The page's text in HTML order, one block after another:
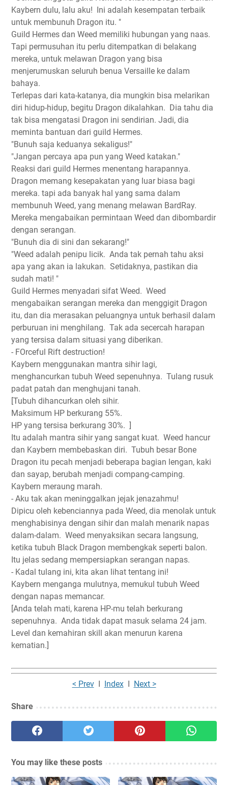
Kaybern dulu, lalu aku!
Ini adalah kesempatan terbaik
untuk membunuh Dragon itu. "
Guild Hermes dan Weed memiliki hubungan yang naas.
Tapi permusuhan itu perlu ditempatkan di belakang
mereka, untuk melawan Dragon yang bisa
menjerumuskan seluruh benua Versaille ke dalam
bahaya.
Terlepas dari kata-katanya, dia mungkin bisa melarikan
diri hidup-hidup, begitu Dragon dikalahkan. Dia tahu dia
tak bisa mengatasi Dragon ini sendirian. Jadi, dia
meminta bantuan dari guild Hermes.
"Bunuh saja keduanya sekaligus!"
"Jangan percaya apa pun yang Weed katakan."
Reaksi dari guild Hermes menentang harapannya.
Dragon memang kesepakatan yang luar biasa bagi
mereka. tapi ada banyak hal yang sama dalam
membunuh Weed, yang menang melawan BardRay.
Mereka mengabaikan permintaan Weed dan dibombardir
dengan serangan.
"Bunuh dia di sini dan sekarang!"
"Weed adalah penipu licik. Anda tak pernah tahu aksi
apa yang akan ia lakukan. Setidaknya, pastikan dia
sudah mati! "
Guild Hermes menyadari sifat Weed. Weed
mengabaikan serangan mereka dan menggigit Dragon
itu, dan dia merasakan peluangnya untuk berhasil dalam
perburuan ini menghilang. Tak ada secercah harapan
yang tersisa dalam situasi yang diberikan.
- FOrceful Rift destruction!
Kaybern menggunakan mantra sihir lagi,
menghancurkan tubuh Weed sepenuhnya. Tulang rusuk
padat patah dan menghujani tanah.
[Tubuh dihancurkan oleh sihir.
Maksimum HP berkurang 55%.
HP yang tersisa berkurang 30%. ]
Itu adalah mantra sihir yang sangat kuat. Weed hancur
dan Kaybern membebaskan diri. Tubuh besar Bone
Dragon itu pecah menjadi beberapa bagian lengan, kaki
dan sayap, berubah menjadi compang-camping.
Kaybern meraung marah.
- Aku tak akan meninggalkan jejak jenazahmu!
Dipicu oleh kebenciannya pada Weed, dia menolak untuk
menghabisinya dengan sihir dan malah menarik napas
dalam-dalam. Weed menyaksikan secara langsung,
ketika tubuh Black Dragon membengkak seperti balon.
Itu jelas sedang mempersiapkan serangan napas.
- Kadal tulang ini, kita akan lihat tentang ini!
Kaybern menganga mulutnya, memukul tubuh Weed
dengan napas memancar.
[Anda telah mati, karena HP-mu telah berkurang
sepenuhnya. Anda tidak dapat masuk selama 24 jam.
Level dan kemahiran skill akan menurun karena
kematian.]
< PrevI IndexI Next >
Share
You may like these posts